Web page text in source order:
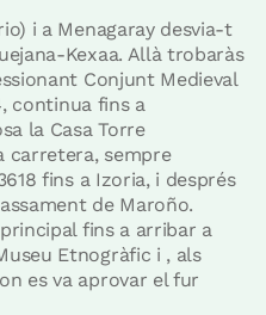
i a Menagaray desvia-t
Kexaa. Allà trobaràs
Conjunt Medieval
continua fins a
la Casa Torre
carretera, sempre
fins a Izoria, i després
de Maroño.
fins a arribar a
Etnogràfic i , als
es va aprovar el fur